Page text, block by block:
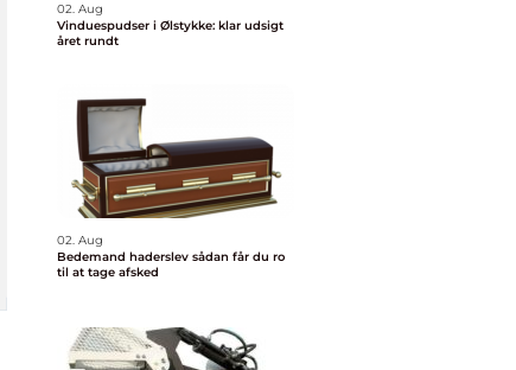
02. Aug
Vinduespudser i Ølstykke: klar udsigt
året rundt
02. Aug
Bedemand haderslev sådan får du ro
til at tage afsked